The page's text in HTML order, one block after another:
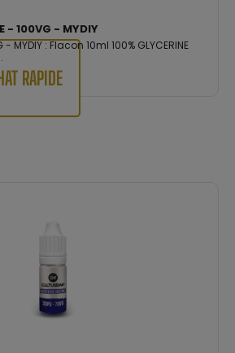
- 100VG - MYDIY
: Flacon 10ml 100% GLYCERINE
RAPIDE